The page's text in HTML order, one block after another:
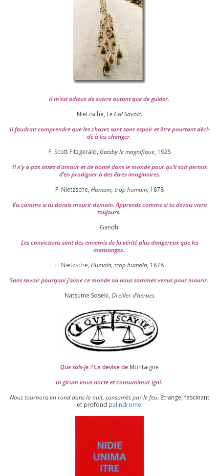
Il m’est odieux de suivre autant que de gui­der.
Nietzsche, Le Gai Savoir.
Il fau­drait com­prendre que les choses sont sans espoir et être pour­tant déci­
dé à les chan­ger.
F. Scott Fitzgerald, Gatsby le magni­fique, 1925
Il n’y a pas assez d’a­mour et de bon­té dans le monde pour qu’il soit per­mis
d’en pro­di­guer à des êtres imaginaires.
F. Nietzsche, Humain, trop humain, 1878
Vis comme si tu devais mou­rir demain. Apprends comme si tu devais vivre
toujours.
Gandhi
Les convic­tions sont des enne­mis de la véri­té plus dan­ge­reux que les
mensonges.
F. Nietzsche, Humain, trop humain, 1878
Sans savoir pour­quoi j’aime ce monde où nous sommes venus pour mourir.
Natsume Soseki, Oreiller d’herbes
Que sais-je ?La devise de Montaigne
In girum imus nocte et consu­mi­mur igni.
Nous tour­nons en rond dans la nuit, consu­més par le feu. Étrange, fas­ci­nant
et pro­fond palin­drome.